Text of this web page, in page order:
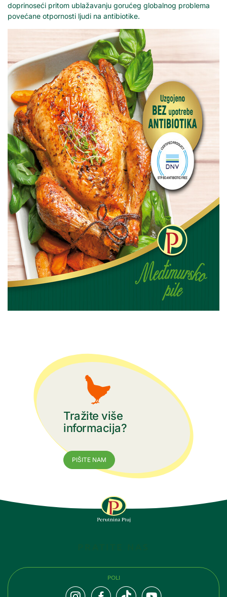
doprinoseći pritom ublažavanju gorućeg globalnog problema
povećane otpornosti ljudi na antibiotike.
Tražite više
informacija?
PIŠITE NAM
POLI